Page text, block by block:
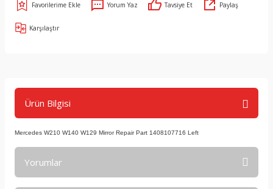
Yorum Yaz Tavsiye Et Paylaş
Karşılaştır
Ürün Bilgisi
Mercedes W210 W140 W129 Mirror Repair Part 1408107716 Left
Yorumlar